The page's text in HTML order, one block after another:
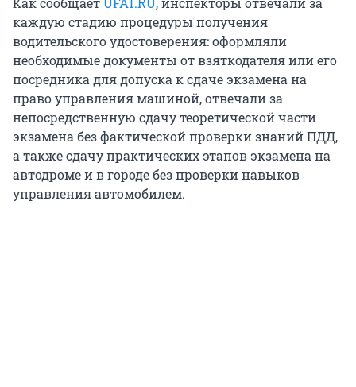
каждую стадию процедуры получения
водительского удостоверения: оформляли
необходимые документы от взяткодателя или его
посредника для допуска к сдаче экзамена на
право управления машиной, отвечали за
непосредственную сдачу теоретической части
экзамена без фактической проверки знаний ПДД,
а также сдачу практических этапов экзамена на
автодроме и в городе без проверки навыков
управления автомобилем.